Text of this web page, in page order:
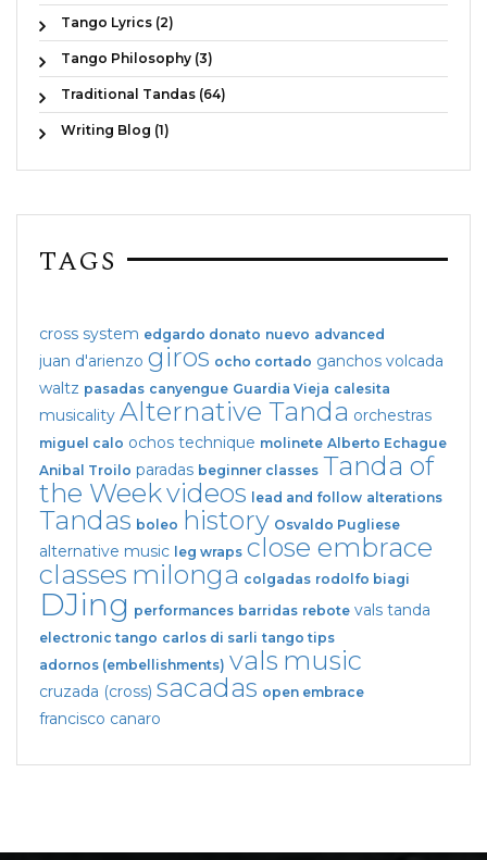
Tango Lyrics (2)
Tango Philosophy (3)
Traditional Tandas (64)
Writing Blog (1)
TAGS
cross system edgardo donato nuevo advanced
juan d'arienzo giros ocho cortado ganchos volcada
waltz pasadas canyengue Guardia Vieja calesita
musicality Alternative Tanda orchestras
miguel calo ochos technique molinete Alberto Echague
Anibal Troilo paradas beginner classes Tanda of
the Weekvideos lead and follow alterations
Tandas boleo history Osvaldo Pugliese
alternative music leg wraps close embrace
classes milonga colgadas rodolfo biagi
DJing performances barridas rebote vals tanda
electronic tango carlos di sarli tango tips
adornos (embellishments) vals music
cruzada (cross) sacadas open embrace
francisco canaro